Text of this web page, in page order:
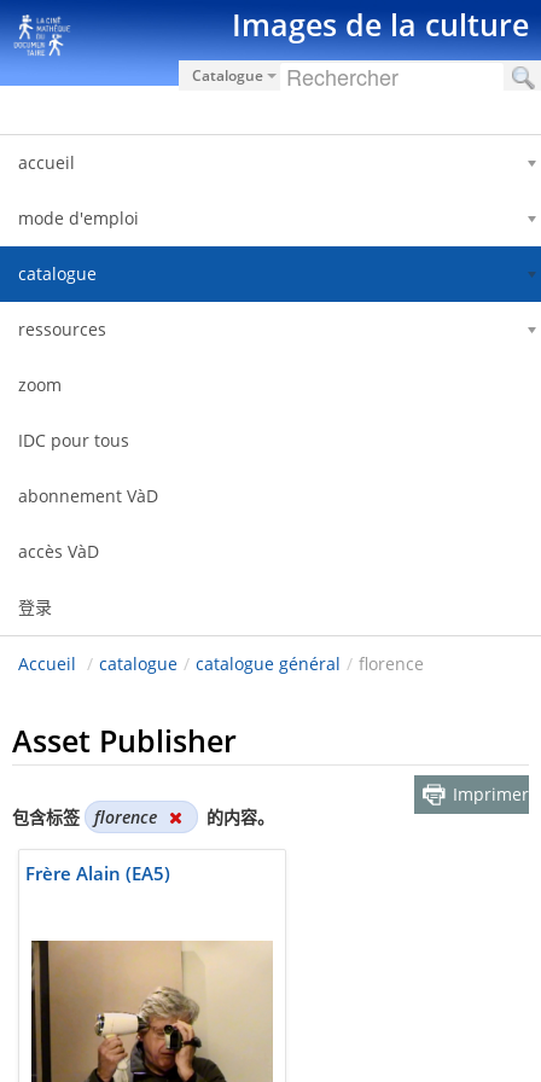
跳转到内容 Images de la culture
Catalogue
accueil
mode d'emploi
catalogue
ressources
zoom
IDC pour tous
abonnement VàD
accès VàD
登录
Accueil / catalogue / catalogue général / florence
Asset Publisher
包含标签 florence 的内容。
Imprimer
Frère Alain (EA5)